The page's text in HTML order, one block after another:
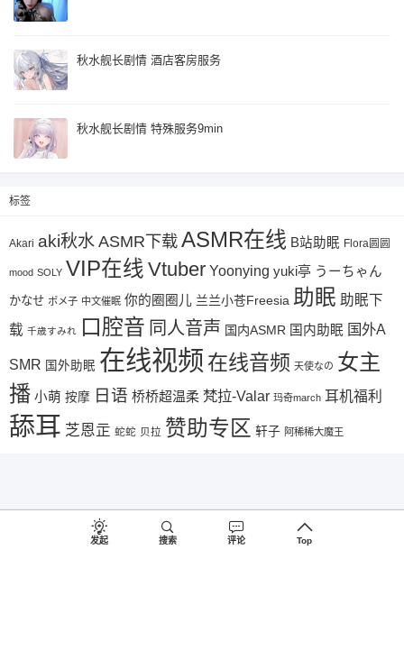
秋水舰长剧情 酒店客房服务
秋水舰长剧情 特殊服务9min
标签
Akari aki秋水ASMR下载ASMR在线 B站助眠 Flora圆圆
mood SOLY VIP在线 Vtuber Yoonying yuki亭 うーちゃん
かなせ ポメ子 中文催眠 你的圈圈儿 兰兰小苍Freesia 助眠 助眠下
载 千歳すみれ 口腔音 同人音声 国内ASMR 国内助眠 国外A
SMR 国外助眠 在线视频 在线音频 天使なの 女主
播 小萌 按摩 日语 桥桥超温柔 梵拉-Valar 玛奇march 耳机福利
舔耳 芝恩㱏 蛇蛇 贝拉 赞助专区 轩子 阿稀稀大魔王
发起 搜索 评论 Top